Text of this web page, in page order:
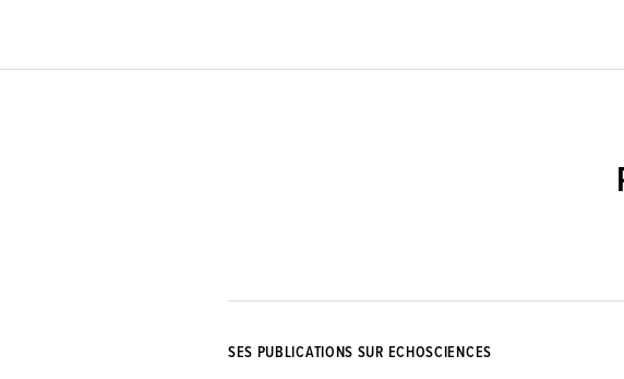
SES PUBLICATIONS SUR ECHOSCIENCES